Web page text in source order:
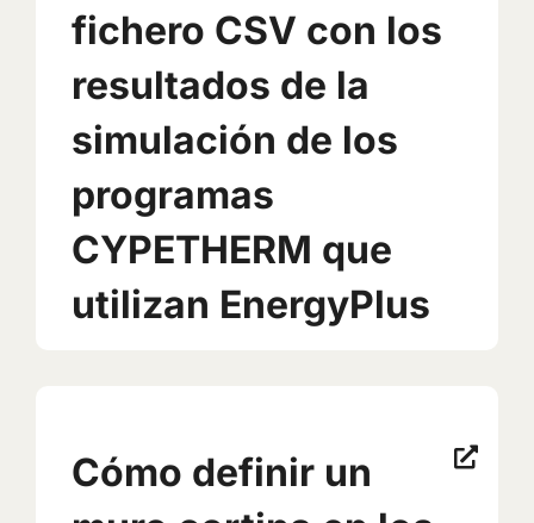
fichero CSV con los
resultados de la
simulación de los
programas
CYPETHERM que
utilizan EnergyPlus
Cómo definir un